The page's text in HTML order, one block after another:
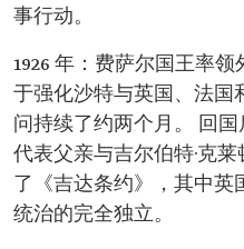
事行动。
1926 年：费萨尔国王率
于强化沙特与英国、法国
问持续了约两个月。 回
代表父亲与吉尔伯特·克
了《吉达条约》，其中
统治的完全独立。